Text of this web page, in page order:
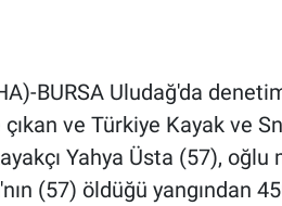
BURSA Uludağ'da
ve Türkiye Kayak ve
Yahya Üsta (57), oğlu
(57) öldüğü yangından